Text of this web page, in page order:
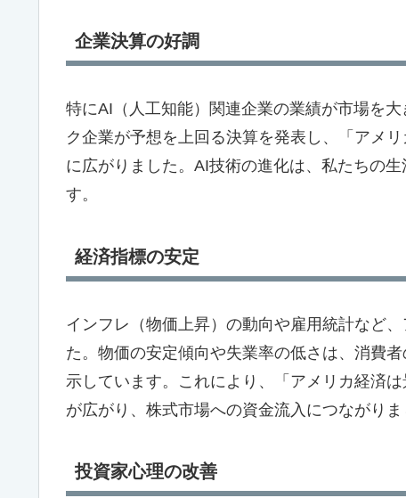
企業決算の好調
特にAI（人工知能）関連企業の業績が市場を
ク企業が予想を上回る決算を発表し、「アメ
に広がりました。AI技術の進化は、私たちの
す。
経済指標の安定
インフレ（物価上昇）の動向や雇用統計など
た。物価の安定傾向や失業率の低さは、消費
示しています。これにより、「アメリカ経済
が広がり、株式市場への資金流入につながりま
投資家心理の改善